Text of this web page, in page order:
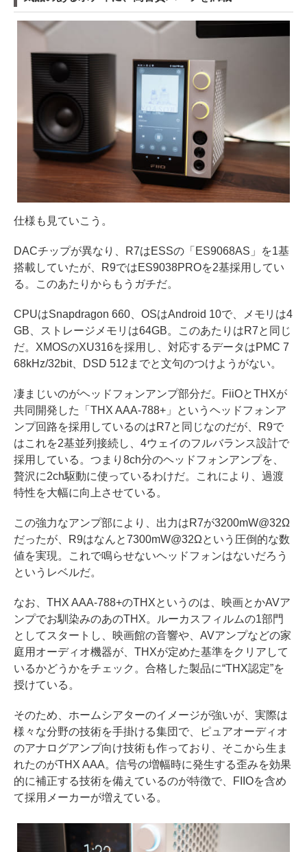
仕様も見ていこう。
DACチップが異なり、R7はESSの「ES9068AS」を1基
搭載していたが、R9ではES9038PROを2基採用してい
る。このあたりからもうガチだ。
CPUはSnapdragon 660、OSはAndroid 10で、メモリは4
GB、ストレージメモリは64GB。このあたりはR7と同じ
だ。XMOSのXU316を採用し、対応するデータはPMC 7
68kHz/32bit、DSD 512までと文句のつけようがない。
凄まじいのがヘッドフォンアンプ部分だ。FiiOとTHXが
共同開発した「THX AAA-788+」というヘッドフォンア
ンプ回路を採用しているのはR7と同じなのだが、R9で
はこれを2基並列接続し、4ウェイのフルバランス設計で
採用している。つまり8ch分のヘッドフォンアンプを、
贅沢に2ch駆動に使っているわけだ。これにより、過渡
特性を大幅に向上させている。
この強力なアンプ部により、出力はR7が3200mW@32Ω
だったが、R9はなんと7300mW@32Ωという圧倒的な数
値を実現。これで鳴らせないヘッドフォンはないだろう
というレベルだ。
なお、THX AAA-788+のTHXというのは、映画とかAVア
ンプでお馴染みのあのTHX。ルーカスフィルムの1部門
としてスタートし、映画館の音響や、AVアンプなどの家
庭用オーディオ機器が、THXが定めた基準をクリアして
いるかどうかをチェック。合格した製品に“THX認定”を
授けている。
そのため、ホームシアターのイメージが強いが、実際は
様々な分野の技術を手掛ける集団で、ピュアオーディオ
のアナログアンプ向け技術も作っており、そこから生ま
れたのがTHX AAA。信号の増幅時に発生する歪みを効果
的に補正する技術を備えているのが特徴で、FIIOを含め
て採用メーカーが増えている。